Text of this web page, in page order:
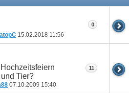
15.02.2018 11:56
0
Tier?
07.10.2009 15:40
11